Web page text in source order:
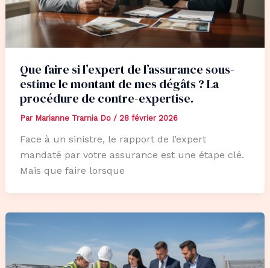
Que faire si l’expert de l’assurance sous-
estime le montant de mes dégâts ? La
procédure de contre-expertise.
Par Marianne Tramia Do / 28 février 2026
Face à un sinistre, le rapport de l’expert
mandaté par votre assurance est une étape clé.
Mais que faire lorsque